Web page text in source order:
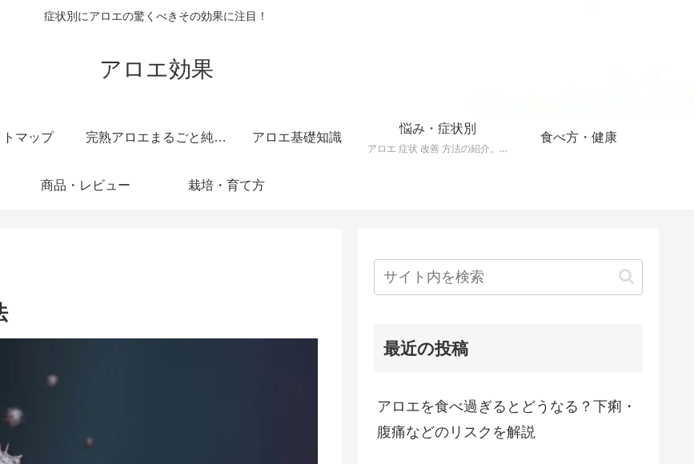
症状別にアロエの驚くべきその効果に注目！
アロエ効果
マップ 完熟アロエまるごと純しぼり 純度 100 ％ 無添加 原液 ジュース アロエ基礎知識
悩み・症状別
アロエ 症状 改善 方法の紹介。40以上の症状をアロエで改善する方法。
食べ方・健康
商品・レビュー 栽培・育て方
最近の投稿
アロエを食べ過ぎるとどうなる？下痢・
腹痛などのリスクを解説